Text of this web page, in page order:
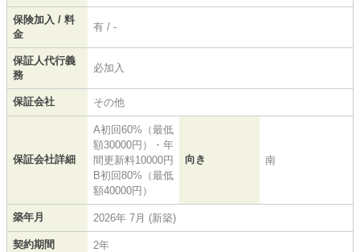
保険加入 / 料
金
有 / -
保証人代行義
務
必加入
保証会社 その他
保証会社詳細
A初回60%（最低
額30000円）・年
間更新料10000円
B初回80%（最低
額40000円）
向き 南
築年月 2026年 7月 (新築)
契約期間 2年